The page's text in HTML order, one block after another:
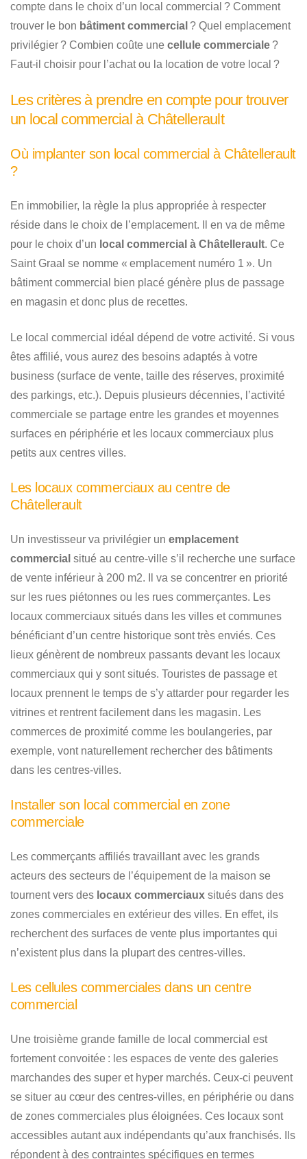
compte dans le choix d’un local commercial ? Comment
trouver le bon bâtiment commercial ? Quel emplacement
privilégier ? Combien coûte une cellule commerciale ?
Faut-il choisir pour l’achat ou la location de votre local ?
Les critères à prendre en compte pour trouver
un local commercial à Châtellerault
Où implanter son local commercial à Châtellerault
?
En immobilier, la règle la plus appropriée à respecter
réside dans le choix de l’emplacement. Il en va de même
pour le choix d’un local commercial à Châtellerault. Ce
Saint Graal se nomme « emplacement numéro 1 ». Un
bâtiment commercial bien placé génère plus de passage
en magasin et donc plus de recettes.
Le local commercial idéal dépend de votre activité. Si vous
êtes affilié, vous aurez des besoins adaptés à votre
business (surface de vente, taille des réserves, proximité
des parkings, etc.). Depuis plusieurs décennies, l’activité
commerciale se partage entre les grandes et moyennes
surfaces en périphérie et les locaux commerciaux plus
petits aux centres villes.
Les locaux commerciaux au centre de
Châtellerault
Un investisseur va privilégier un emplacement
commercial situé au centre-ville s’il recherche une surface
de vente inférieur à 200 m2. Il va se concentrer en priorité
sur les rues piétonnes ou les rues commerçantes. Les
locaux commerciaux situés dans les villes et communes
bénéficiant d’un centre historique sont très enviés. Ces
lieux génèrent de nombreux passants devant les locaux
commerciaux qui y sont situés. Touristes de passage et
locaux prennent le temps de s’y attarder pour regarder les
vitrines et rentrent facilement dans les magasin. Les
commerces de proximité comme les boulangeries, par
exemple, vont naturellement rechercher des bâtiments
dans les centres-villes.
Installer son local commercial en zone
commerciale
Les commerçants affiliés travaillant avec les grands
acteurs des secteurs de l’équipement de la maison se
tournent vers des locaux commerciaux situés dans des
zones commerciales en extérieur des villes. En effet, ils
recherchent des surfaces de vente plus importantes qui
n’existent plus dans la plupart des centres-villes.
Les cellules commerciales dans un centre
commercial
Une troisième grande famille de local commercial est
fortement convoitée : les espaces de vente des galeries
marchandes des super et hyper marchés. Ceux-ci peuvent
se situer au cœur des centres-villes, en périphérie ou dans
de zones commerciales plus éloignées. Ces locaux sont
accessibles autant aux indépendants qu’aux franchisés. Ils
répondent à des contraintes spécifiques en termes